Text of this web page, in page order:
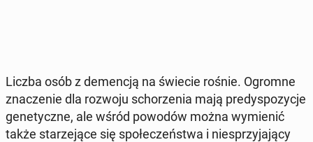
Liczba osób z de­men­cją na świecie rośnie. Ogromne
zna­cze­nie dla rozwoju scho­rze­nia mają pre­dys­po­zy­cje
ge­ne­tycz­ne, ale wśród powodów można wy­mie­nić
także sta­rze­ją­ce się spo­łe­czeń­stwa i nie­sprzy­ja­ją­cy